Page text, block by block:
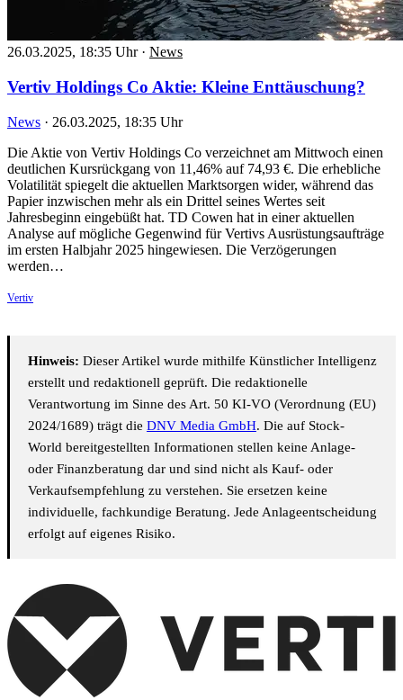
26.03.2025, 18:35 Uhr · News
Vertiv Holdings Co Aktie: Kleine Enttäuschung?
News · 26.03.2025, 18:35 Uhr
Die Aktie von Vertiv Holdings Co verzeichnet am Mittwoch einen
deutlichen Kursrückgang von 11,46% auf 74,93 €. Die erhebliche
Volatilität spiegelt die aktuellen Marktsorgen wider, während das
Papier inzwischen mehr als ein Drittel seines Wertes seit
Jahresbeginn eingebüßt hat. TD Cowen hat in einer aktuellen
Analyse auf mögliche Gegenwind für Vertivs Ausrüstungsaufträge
im ersten Halbjahr 2025 hingewiesen. Die Verzögerungen
werden…
Vertiv
Hinweis: Dieser Artikel wurde mithilfe Künstlicher Intelligenz
erstellt und redaktionell geprüft. Die redaktionelle
Verantwortung im Sinne des Art. 50 KI-VO (Verordnung (EU)
2024/1689) trägt die DNV Media GmbH. Die auf Stock-
World bereitgestellten Informationen stellen keine Anlage-
oder Finanzberatung dar und sind nicht als Kauf- oder
Verkaufsempfehlung zu verstehen. Sie ersetzen keine
individuelle, fachkundige Beratung. Jede Anlageentscheidung
erfolgt auf eigenes Risiko.